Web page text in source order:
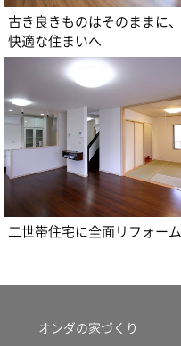
古き良きものはそのままに、
快適な住まいへ
二世帯住宅に全面リフォーム
オンダの家づくり